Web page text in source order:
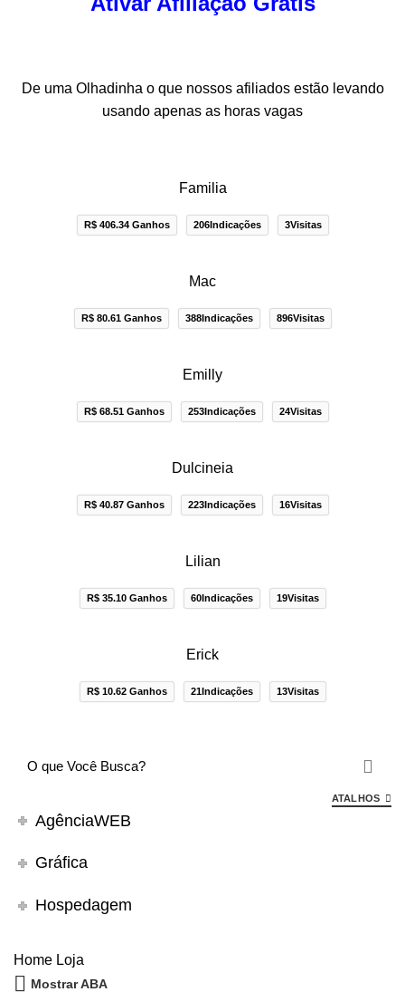
De uma Olhadinha o que nossos afiliados estão levando
usando apenas as horas vagas
Familia
R$ 406.34 Ganhos 206Indicações 3Visitas
Mac
R$ 80.61 Ganhos 388Indicações 896Visitas
Emilly
R$ 68.51 Ganhos 253Indicações 24Visitas
Dulcineia
R$ 40.87 Ganhos 223Indicações 16Visitas
Lilian
R$ 35.10 Ganhos 60Indicações 19Visitas
Erick
R$ 10.62 Ganhos 21Indicações 13Visitas
ATALHOS
AgênciaWEB
Gráfica
Hospedagem
Home Loja
Mostrar ABA